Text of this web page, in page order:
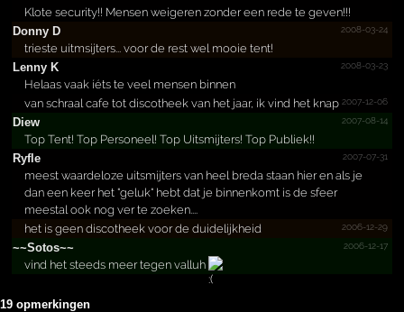
Klote security!! Mensen weigeren zonder een rede te geven!!!
Donny D
2008-03-24
trieste uitmsijters... voor de rest wel mooie tent!
Lenny K
2008-03-23
Helaas vaak íéts te veel mensen binnen
2007-12-06
van schraal cafe tot discotheek van het jaar, ik vind het knap
Diew
2007-08-14
Top Tent! Top Personeel! Top Uitsmijters! Top Publiek!!
Ryfle
2007-07-31
meest waardeloze uitsmijters van heel breda staan hier en als je
dan een keer het "geluk" hebt dat je binnenkomt is de sfeer
meestal ook nog ver te zoeken....
2006-12-29
het is geen discotheek voor de duidelijkheid
~~Sotos~~
2006-12-17
vind het steeds meer tegen valluh
19 opmerkingen